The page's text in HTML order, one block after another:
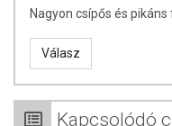
Nagyon csípős és
Válasz
Kapcsolódó